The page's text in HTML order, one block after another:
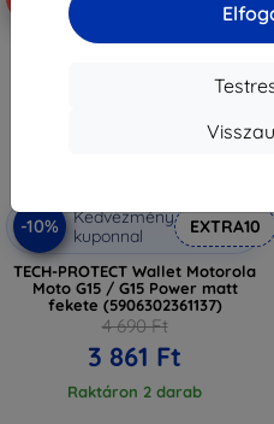
-10%
Kedvezmény
kuponnal
EXTRA10
TECH-PROTECT Wallet Motorola
Moto G15 / G15 Power matt
fekete (5906302361137)
4 690 Ft
3 861 Ft
Raktáron 2 darab